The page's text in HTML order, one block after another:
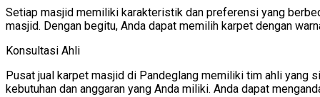
Setiap masjid memiliki karakteristik dan preferensi yang
masjid. Dengan begitu, Anda dapat memilih karpet dengan
Konsultasi Ahli
Pusat jual karpet masjid di Pandeglang memiliki tim ahli yang
kebutuhan dan anggaran yang Anda miliki. Anda dapat